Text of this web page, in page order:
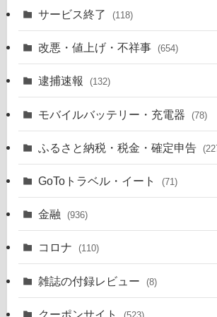
サービス終了 (118)
改悪・値上げ・不祥事 (654)
逮捕速報 (132)
モバイルバッテリー・充電器 (78)
ふるさと納税・税金・確定申告
GoToトラベル・イート (71)
金融 (936)
コロナ (110)
雑誌の付録レビュー (8)
クーポンサイト